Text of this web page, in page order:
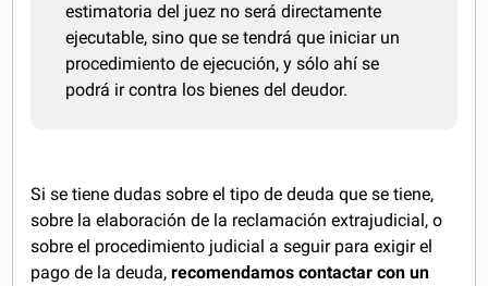
estimatoria del juez no será directamente
ejecutable, sino que se tendrá que iniciar un
procedimiento de ejecución, y sólo ahí se
podrá ir contra los bienes del deudor.
Si se tiene dudas sobre el tipo de deuda que se tiene,
sobre la elaboración de la reclamación extrajudicial, o
sobre el procedimiento judicial a seguir para exigir el
pago de la deuda,recomendamos contactar con un